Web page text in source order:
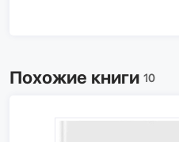
Похожие книги 10